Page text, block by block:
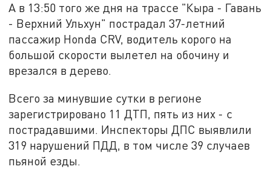
А в 13:50 того же дня на трассе "Кыра - Гавань
- Верхний Ульхун" пострадал 37-летний
пассажир Honda CRV, водитель корого на
большой скорости вылетел на обочину и
врезался в дерево.
Всего за минувшие сутки в регионе
зарегистрировано 11 ДТП, пять из них - с
пострадавшими. Инспекторы ДПС выявлили
319 нарушений ПДД, в том числе 39 случаев
пьяной езды.